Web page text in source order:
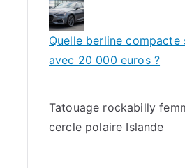
Quelle berline
avec 20 000 euros ?
Tatouage rockabilly
cercle polaire Islande